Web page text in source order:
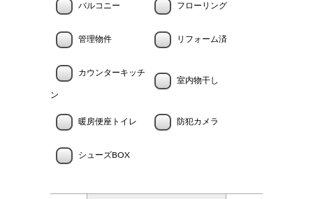
バルコニー フローリング
管理物件 リフォーム済
カウンターキッチ
ン
室内物干し
暖房便座トイレ 防犯カメラ
シューズBOX